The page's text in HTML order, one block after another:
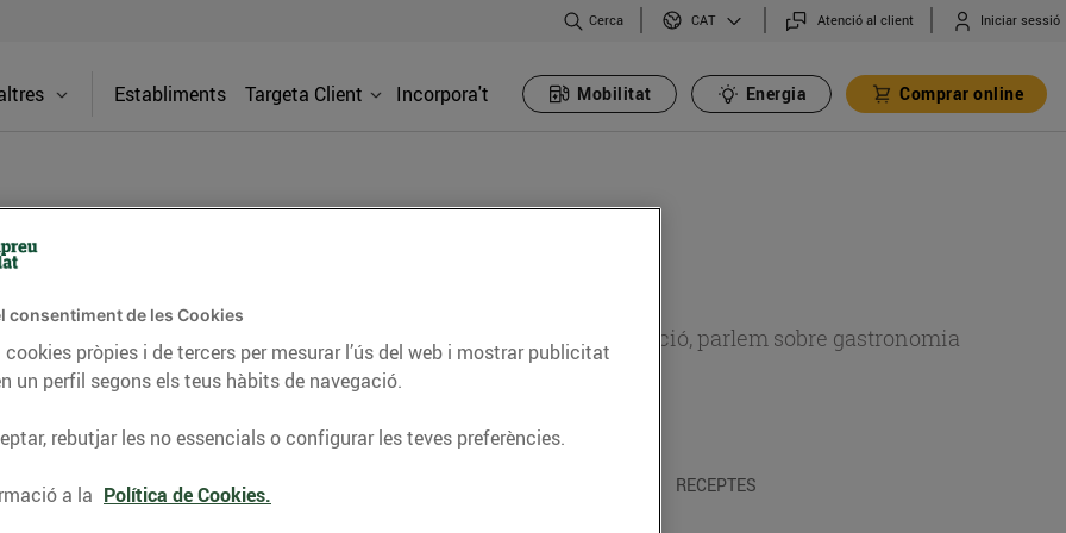
Cerca CAT Atenció al client Iniciar sessió
Establiments Targeta Client Incorpora't Mobilitat Energia Comprar online
consells nutricionals, informació d’actualitat sobre alimentació, parlem sobre gastronomia
del nostre territori i molts altres temes.
CONSELLS I HÀBITS SALUDABLES RECEPTES
consentiment de les Cookies
pròpies i de tercers per mesurar l’ús del web i mostrar publicitat
un perfil segons els teus hàbits de navegació.
rebutjar les no essencials o configurar les teves preferències.
a la Política de Cookies.